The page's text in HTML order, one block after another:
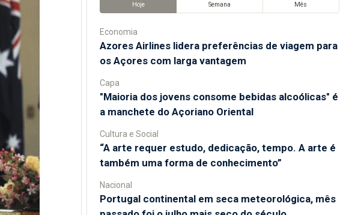
Hoje Semana Mês
Economia
Azores Airlines lidera preferências de viagem para
os Açores com larga vantagem
Capa
"Maioria dos jovens consome bebidas alcoólicas" é
a manchete do Açoriano Oriental
Cultura e Social
“A arte requer estudo, dedicação, tempo. A arte é
também uma forma de conhecimento”
Nacional
Portugal continental em seca meteorológica, mês